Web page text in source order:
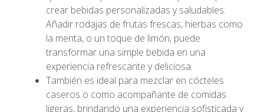
crear bebidas personalizadas y saludables.
Añadir rodajas de frutas frescas, hierbas como
la menta, o un toque de limón, puede
transformar una simple bebida en una
experiencia refrescante y deliciosa.
También es ideal para mezclar en cócteles
caseros o como acompañante de comidas
ligeras, brindando una experiencia sofisticada y